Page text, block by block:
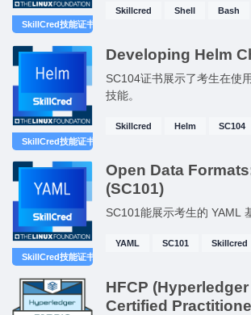
SkillCred技能证书
Skillcred Shell Bash
SkillCred技能证书
Developing Helm
SC104证书展示了考生在使
技能。
Skillcred Helm SC104
SkillCred技能证书
Open Data
(SC101)
SC101能展示考生的 YAML
YAML SC101 Skillcred
HFCP
Certified